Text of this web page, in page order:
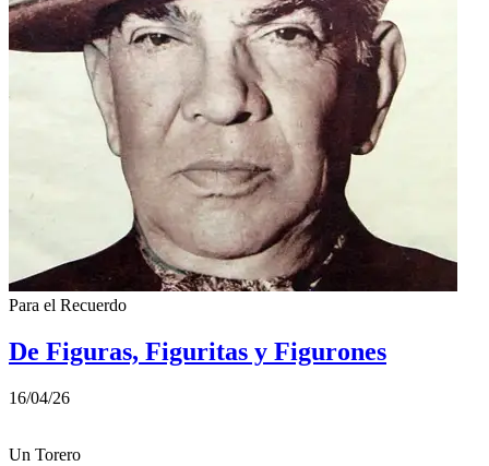
Para el Recuerdo
De Figuras, Figuritas y Figurones
16/04/26
Un Torero